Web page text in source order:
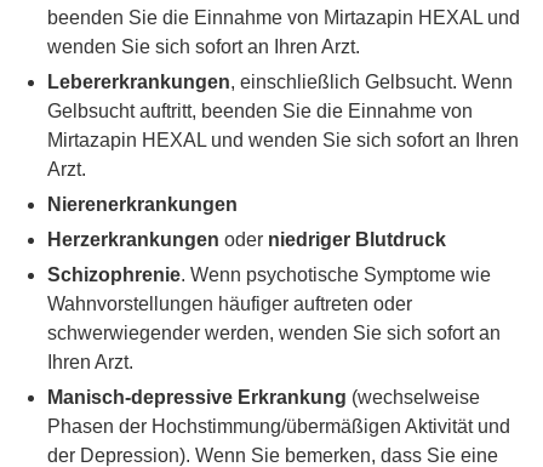
beenden Sie die Einnahme von Mirtazapin HEXAL und
wenden Sie sich sofort an Ihren Arzt.
Lebererkrankungen, einschließlich Gelbsucht. Wenn
Gelbsucht auftritt, beenden Sie die Einnahme von
Mirtazapin HEXAL und wenden Sie sich sofort an Ihren
Arzt.
Nierenerkrankungen
Herzerkrankungen oder niedriger Blutdruck
Schizophrenie. Wenn psychotische Symptome wie
Wahnvorstellungen häufiger auftreten oder
schwerwiegender werden, wenden Sie sich sofort an
Ihren Arzt.
Manisch-depressive Erkrankung (wechselweise
Phasen der Hochstimmung/übermäßigen Aktivität und
der Depression). Wenn Sie bemerken, dass Sie eine